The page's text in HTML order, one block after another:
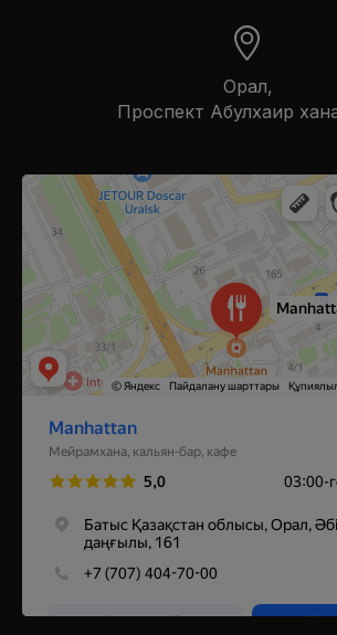
Орал,
​Проспект Абулхаир
Manhattan
Ресторан в Уральске
Кальян-бар в Уральске